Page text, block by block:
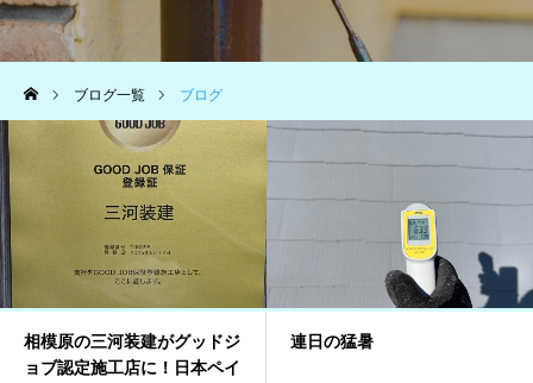
ブログ一覧 ブログ
相模原の三河装建がグッドジ
ョブ認定施工店に！日本ペイ
連日の猛暑
施工事例
三河のこだわり
施工完了までの流れ
お問い合わせ